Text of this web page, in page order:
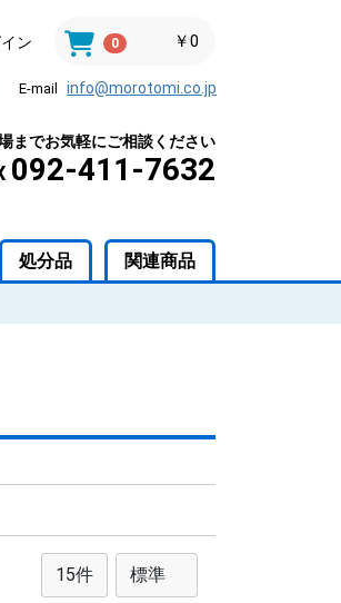
0 ￥0
ン
E-mail info@morotomi.co.jp
までお気軽にご相談ください
092-411-7632
処分品 関連商品